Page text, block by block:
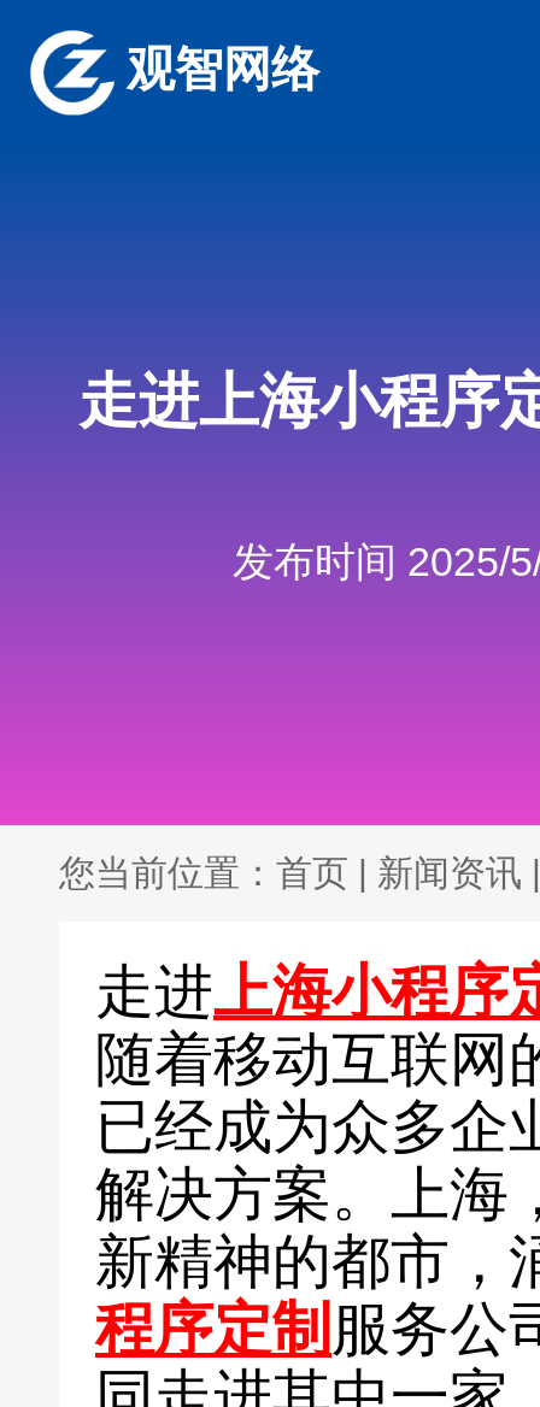
观智网络
走进上海小程序
发布时间 2025/
您当前位置： 首页 | 新闻资讯 |
走进上海小程序
随着移动互联网
已经成为众多企
解决方案。上海
新精神的都市，
程序定制 服务公